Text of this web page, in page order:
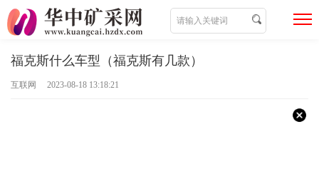
福克斯什么车型（福克斯有几款）
互联网 2023-08-18 13:18:21